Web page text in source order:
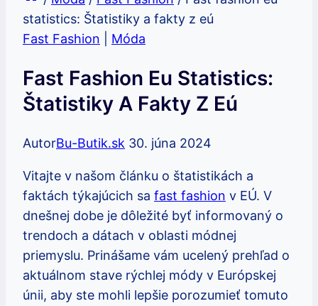
statistics: Štatistiky a fakty z eú
Fast Fashion
Móda
Fast Fashion Eu Statistics:
Štatistiky A Fakty Z Eú
AutorBu-Butik.sk 30. júna 2024
Vitajte v našom článku o štatistikách a
faktách týkajúcich sa fast fashion v EÚ. V
dnešnej dobe je dôležité byť informovaný o
trendoch a dátach v oblasti módnej
priemyslu. Prinášame vám ucelený prehľad o
aktuálnom stave rýchlej módy v Európskej
únii, aby ste mohli lepšie porozumieť tomuto